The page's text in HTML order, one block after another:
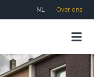
NL Over ons